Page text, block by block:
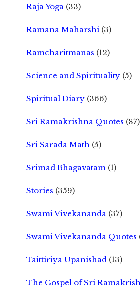
Raja Yoga (33)
Ramana Maharshi (3)
Ramcharitmanas (12)
Science and Spirituality (5)
Spiritual Diary (366)
Sri Ramakrishna Quotes (87)
Sri Sarada Math (5)
Srimad Bhagavatam (1)
Stories (359)
Swami Vivekananda (37)
Swami Vivekananda Quotes
Taittiriya Upanishad (13)
The Gospel of Sri